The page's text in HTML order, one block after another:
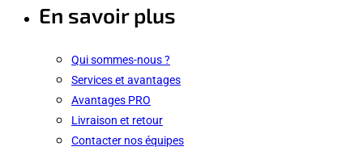
En savoir plus
Qui sommes-nous ?
Services et avantages
Avantages PRO
Livraison et retour
Contacter nos équipes